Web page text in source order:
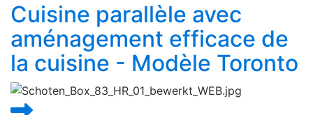
Cuisine parallèle avec
aménagement efficace de
la cuisine - Modèle Toronto